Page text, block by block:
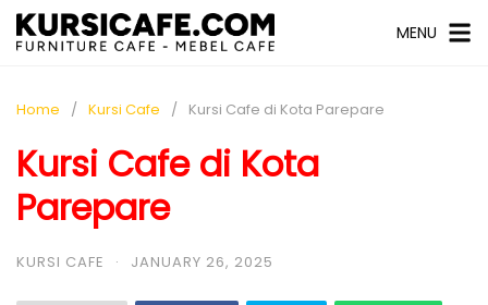
MENU
Home Kursi Cafe Kursi Cafe di Kota Parepare
Kursi Cafe di Kota
Parepare
KURSI CAFE · JANUARY 26, 2025